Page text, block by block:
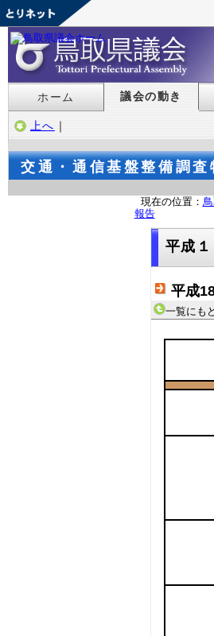
ホーム 議会の動き
上へ ｜
交通・通信基盤整備調
現在の位置：
報告
平成
平成
一覧にも